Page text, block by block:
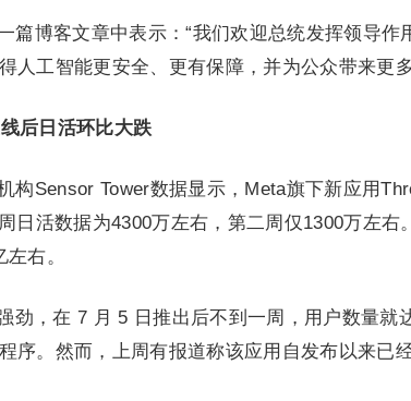
篇博客文章中表示：“我们欢迎总统发挥领导作
人工智能更安全、更有保障，并为公众带来更
后日活环比大跌
构Sensor Tower数据显示，Meta旗下新应用
周日活数据为4300万左右，第二周仅1300万左
右。
劲，在 7 月 5 日推出后不到一周，用户数量就
序。然而，上周有报道称该应用自发布以来已